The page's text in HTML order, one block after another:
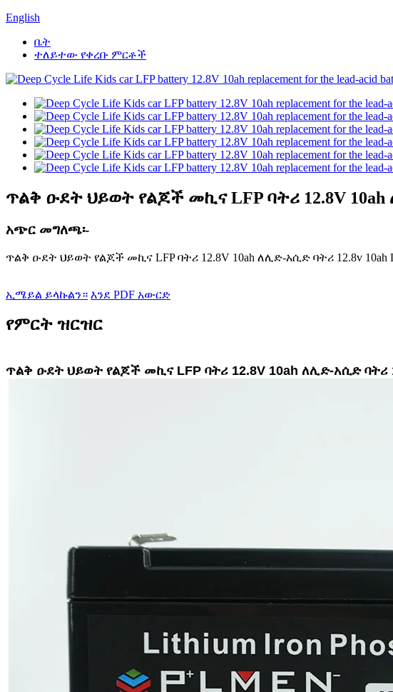
English
ቤት
ተለይተው የቀረቡ ምርቶች
ጥልቅ ዑደት ህይወት የልጆች መኪና LFP ባትሪ 12.8V 10ah
አጭር መግለጫ፡-
ጥልቅ ዑደት ህይወት የልጆች መኪና LFP ባትሪ 12.8V 10ah ለሊድ-አሲድ ባትሪ 12.8v 10ah
ኢሜይል ይላኩልን። እንደ PDF አውርድ
የምርት ዝርዝር
ጥልቅ ዑደት ህይወት የልጆች መኪና LFP ባትሪ 12.8V 10ah ለሊድ-አሲድ ባትሪ